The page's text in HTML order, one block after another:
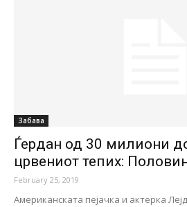
Забава
Ѓердан од 30 милиони
црвениот тепих:
February 25, 2019
Американската пејачка и актерка